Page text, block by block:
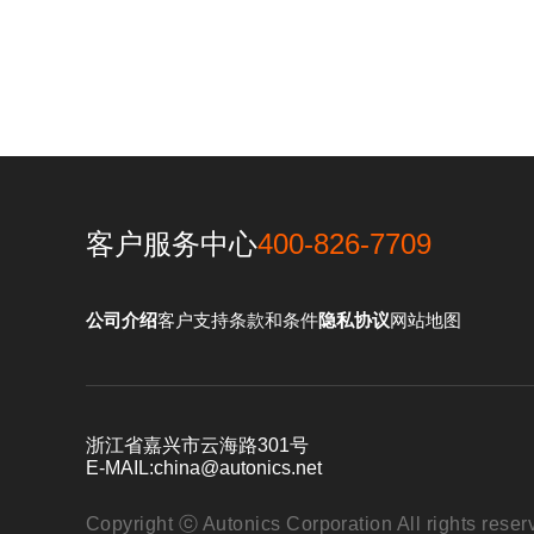
客户服务中心400-826-7709
公司介绍客户支持条款和条件隐私协议网站地图
浙江省嘉兴市云海路301号
E-MAIL:china@autonics.net
Copyright ⓒ Autonics Corporation All rights